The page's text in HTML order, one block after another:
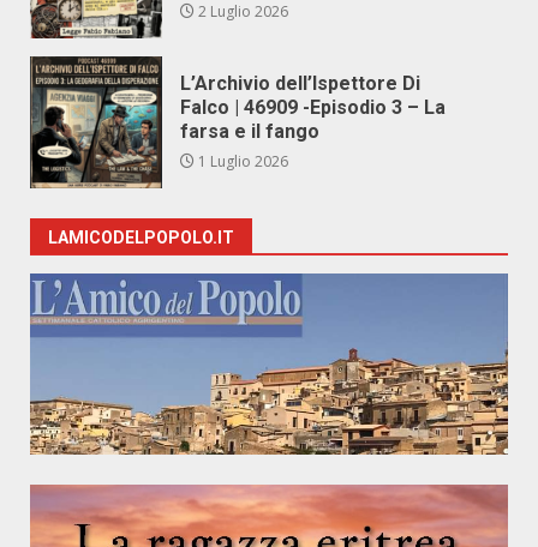
2 Luglio 2026
L’Archivio dell’Ispettore Di
Falco | 46909 -Episodio 3 – La
farsa e il fango
1 Luglio 2026
LAMICODELPOPOLO.IT